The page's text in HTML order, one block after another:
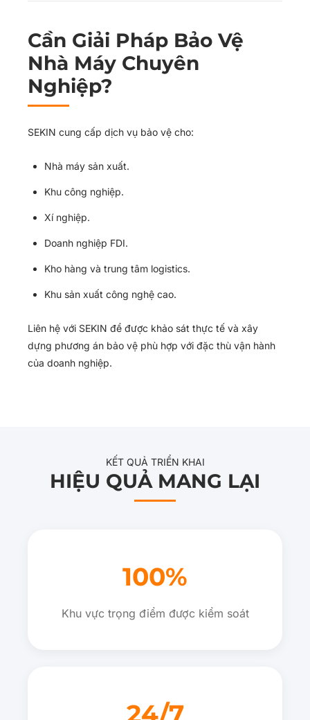
Cần Giải Pháp Bảo Vệ
Nhà Máy Chuyên
Nghiệp?
SEKIN cung cấp dịch vụ bảo vệ cho:
Nhà máy sản xuất.
Khu công nghiệp.
Xí nghiệp.
Doanh nghiệp FDI.
Kho hàng và trung tâm logistics.
Khu sản xuất công nghệ cao.
Liên hệ với SEKIN để được khảo sát thực tế và xây
dựng phương án bảo vệ phù hợp với đặc thù vận hành
của doanh nghiệp.
KẾT QUẢ TRIỂN KHAI
HIỆU QUẢ MANG LẠI
100%
Khu vực trọng điểm được kiểm soát
24/7